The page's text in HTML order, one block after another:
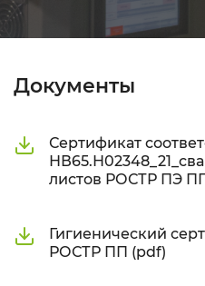
Документы
Сертификат
листов РОСТР ПЭ
Гигиенический
РОСТР ПП (pdf)